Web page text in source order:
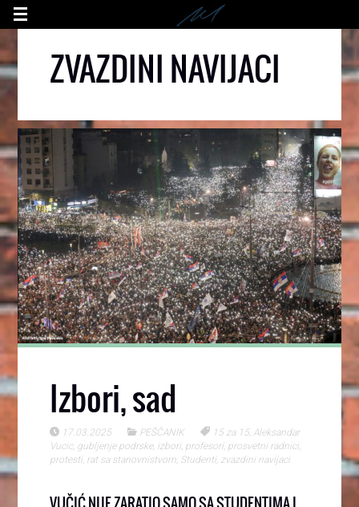
ZVAZDINI NAVIJACI
Izbori, sad
17.03.2025 PEŠČANIK 15 za 15,Aleksandar
Vucic, gubljenje podrske, izbori, profesori, prosvetni radnici,
protesti, rat sa stanovnistvom, Studenti, zvazdini navijaci